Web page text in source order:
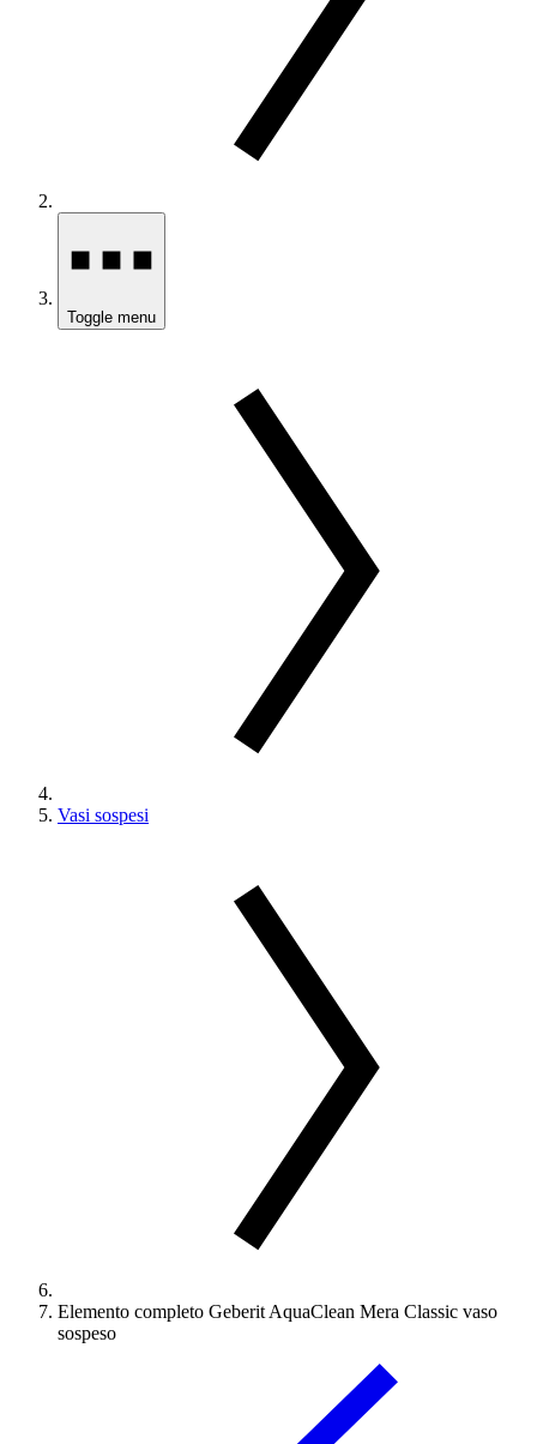
Toggle menu
Vasi sospesi
Elemento completo Geberit AquaClean Mera Classic vaso
sospeso